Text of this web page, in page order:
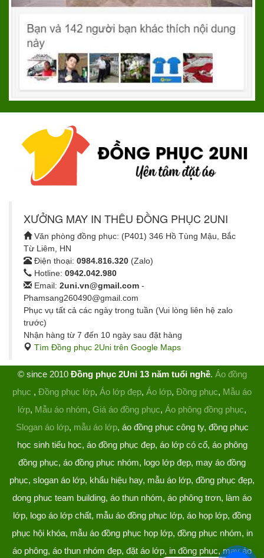
XƯỞNG MAY IN THÊU ĐỒNG PHỤC 2UNI
Văn phòng đồng phục: (P401) 346 Hồ Tùng Mậu, Bắc
Từ Liêm, HN
Điện thoại: 0984.816.320 (Zalo)
Hotline: 0942.042.980
Email: 2uni.vn@gmail.com -
Phamsang260490@gmail.com
Phục vụ tất cả các ngày trong tuần (Vui lòng liên hệ zalo
trước)
Nhận hàng từ 7 đến 10 ngày sau đặt hàng
Tìm Đồng phục 2Uni trên Google Maps
© since 2010 Đồng phục 2Uni 13 năm tuổi nghề. Áo đồng
phục , Đồng phục lớp, Áo lớp đẹp, Áo lớp, Đồng phục, Mẫu áo
lớp, Mẫu áo nhóm, Giá áo đồng phục, Áo phông đồng phục,
Slogan áo lớp, mẫu áo lớp, áo đồng phục công ty, đồng phục
học sinh tiểu học, áo đồng phục đẹp, áo lớp có cổ, áo phông
đồng phục, áo đồng phục nhóm, logo lớp đẹp, may áo đồng
phục, slogan áo lớp, khẩu hiệu hay, mẫu áo lớp, đồng phục đẹp,
dong phuc team building, áo thun nhóm, áo phông trơn, làm áo
lớp, logo áo lớp chất, mẫu áo đồng phục lớp, áo họp lớp, đồng
phục hội khóa, mẫu áo đồng phục họp lớp, đồng phục nhóm, in
áo phông, áo thun nhóm đẹp, đặt áo lớp, in đồng phục, may áo